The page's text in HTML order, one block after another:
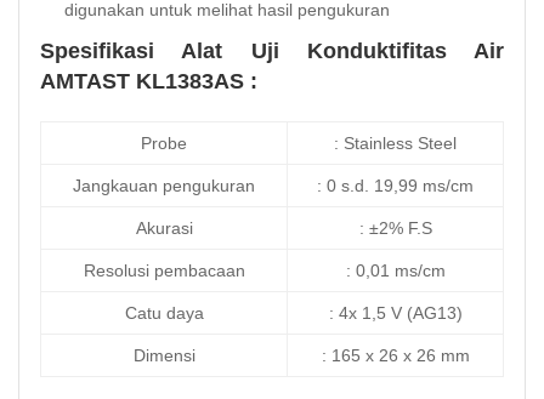
digunakan untuk melihat hasil pengukuran
Spesifikasi Alat Uji Konduktifitas Air
AMTAST KL1383AS :
Probe : Stainless Steel
Jangkauan pengukuran : 0 s.d. 19,99 ms/cm
Akurasi : ±2% F.S
Resolusi pembacaan : 0,01 ms/cm
Catu daya : 4x 1,5 V (AG13)
Dimensi : 165 x 26 x 26 mm